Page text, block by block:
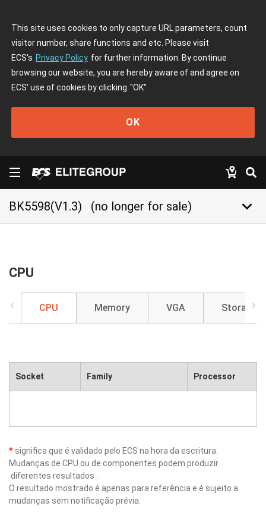
This site uses cookies to only capture URL parameters, count
visitor number, share functions and etc. Please visit
ECS's Privacy Policy for further information. By continue
browsing our website, you are hereby aware of and agree on
ECS' use of cookies by clicking "OK"
OK
BK5598(V1.3) (no longer for sale) keyboard_arrow_down
CPU
CPU Memory VGA Storage
Socket Family Processor
* significa que é validado pelo ECS na hora da escritura.
Mudanças de CPU ou de componentes podem produzir
diferentes resultados .
O resultado mostrado é apenas para referência e é sujeito a
mudanças sem notificação prévia.